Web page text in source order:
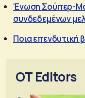
Ένωση Σούπερ-
συνδεδεμένων
Ποια επενδυτική
OT Editors